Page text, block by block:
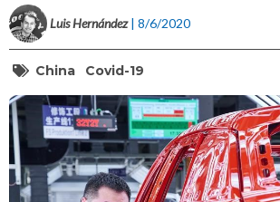
Luis Hernández | 8/6/2020
China Covid-19